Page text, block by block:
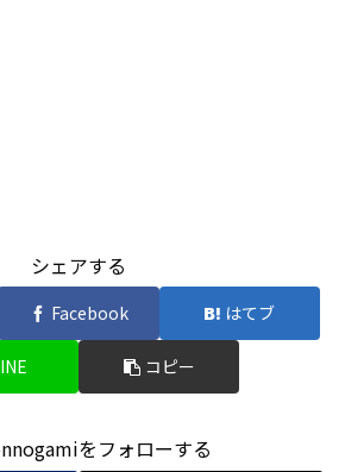
シェアする
Facebook はてブ
コピー
をフォローする